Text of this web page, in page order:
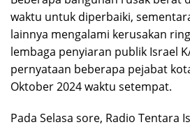
waktu untuk diperbaiki,
lainnya mengalami kerusakan
lembaga penyiaran publik Israel
pernyataan beberapa pejabat
Oktober 2024 waktu setempat.
Pada Selasa sore, Radio Tentara